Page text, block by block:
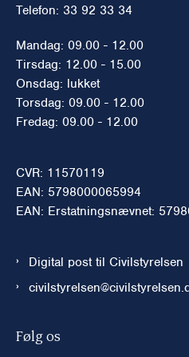
Telefon: 33 92 33 34
Mandag: 09.00 - 12.00
Tirsdag: 12.00 - 15.00
Onsdag: lukket
Torsdag: 09.00 - 12.00
Fredag: 09.00 - 12.00
CVR: 11570119
EAN: 5798000065994
EAN: Erstatningsnævnet:
Digital post til Civilstyrelsen
Følg os